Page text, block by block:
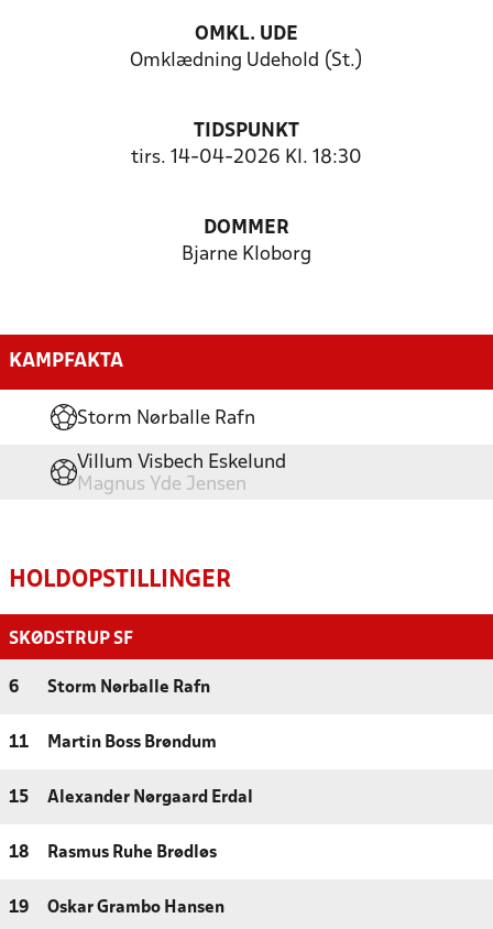
OMKL. UDE
Omklædning Udehold (St.)
TIDSPUNKT
tirs. 14-04-2026 Kl. 18:30
DOMMER
Bjarne Kloborg
KAMPFAKTA
Storm Nørballe Rafn
Villum Visbech Eskelund
Magnus Yde Jensen
HOLDOPSTILLINGER
SKØDSTRUP SF
6 Storm Nørballe Rafn
11 Martin Boss Brøndum
15 Alexander Nørgaard Erdal
18 Rasmus Ruhe Brødløs
19 Oskar Grambo Hansen